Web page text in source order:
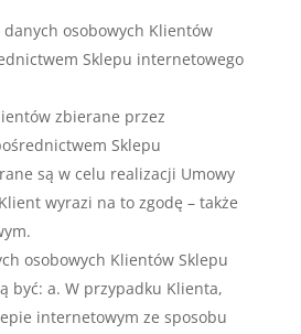
osobowych Klientów
Sklepu internetowego
zbierane przez
Sklepu
są w celu realizacji Umowy
wyrazi na to zgodę – także
osobowych Klientów Sklepu
być: a. W przypadku Klienta,
internetowym ze sposobu